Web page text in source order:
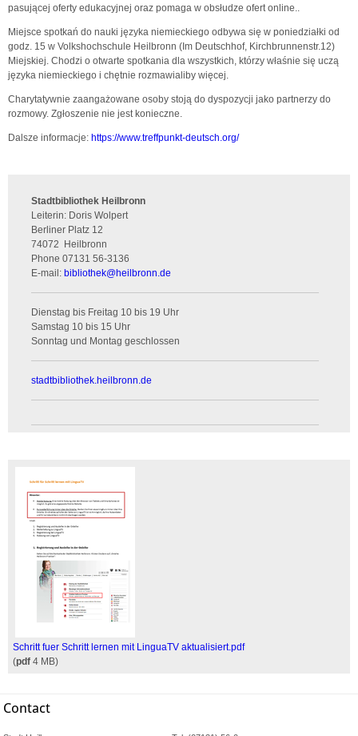
pasującej oferty edukacyjnej oraz pomaga w obsłudze ofert online..
Miejsce spotkań do nauki języka niemieckiego odbywa się w poniedziałki od
godz. 15 w Volkshochschule Heilbronn (Im Deutschhof, Kirchbrunnenstr.12)
Miejskiej. Chodzi o otwarte spotkania dla wszystkich, którzy właśnie się uczą
języka niemieckiego i chętnie rozmawialiby więcej.
Charytatywnie zaangażowane osoby stoją do dyspozycji jako partnerzy do
rozmowy. Zgłoszenie nie jest konieczne.
Dalsze informacje: https://www.treffpunkt-deutsch.org/
Stadtbibliothek Heilbronn
Leiterin: Doris Wolpert
Berliner Platz 12
74072
Heilbronn
Phone 07131 56-3136
E-mail: bibliothek@heilbronn.de
Dienstag bis Freitag 10 bis 19 Uhr
Samstag 10 bis 15 Uhr
Sonntag und Montag geschlossen
stadtbibliothek.heilbronn.de
Schritt fuer Schritt lernen mit LinguaTV aktualisiert.pdf
(pdf 4 MB)
Contact